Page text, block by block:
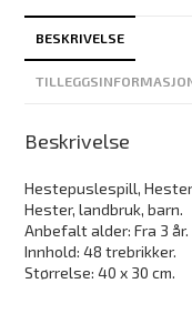
BESKRIVELSE
Beskrivelse
Hestepuslespill,
Hester, landbruk, barn.
Anbefalt alder: Fra 3 år.
Innhold: 48 trebrikker.
Størrelse: 40 x 30 cm.